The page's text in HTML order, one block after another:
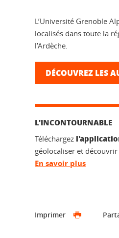
L’Université Grenoble
localisés dans toute la
l’Ardèche.
DÉCOUVREZ LES
L'INCONTOURNABLE
Téléchargez
géolocaliser et
En savoir plus
Imprimer